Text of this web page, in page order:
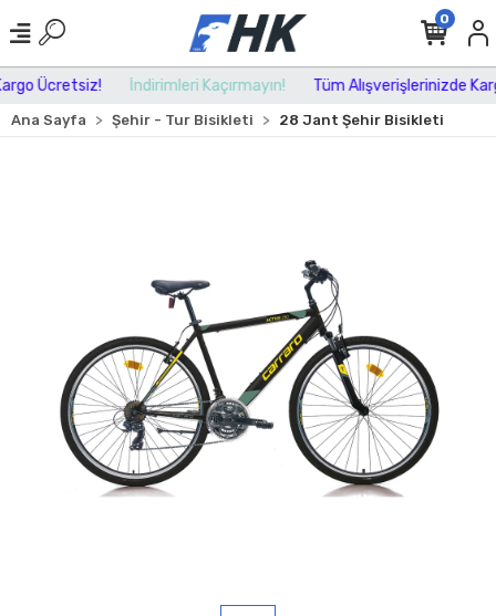
Ücretsiz! İndirimleri Kaçırmayın! Tüm Alışverişlerinizde
0
Ana Sayfa Şehir - Tur Bisikleti 28 Jant Şehir Bisikleti